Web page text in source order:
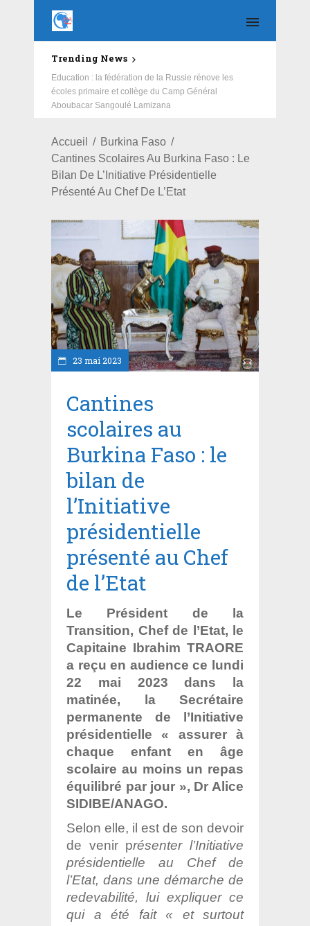
Trending News
Education : la fédération de la Russie rénove les
écoles primaire et collège du Camp Général
Aboubacar Sangoulé Lamizana
Accueil
Burkina Faso
Cantines Scolaires Au Burkina Faso : Le
Bilan De L’Initiative Présidentielle
Présenté Au Chef De L’Etat
23 mai 2023
Cantines
scolaires au
Burkina Faso : le
bilan de
l’Initiative
présidentielle
présenté au Chef
de l’Etat
Le Président de la
Transition, Chef de l’Etat, le
Capitaine Ibrahim TRAORE
a reçu en audience ce lundi
22 mai 2023 dans la
matinée, la Secrétaire
permanente de l’Initiative
présidentielle « assurer à
chaque enfant en âge
scolaire au moins un repas
équilibré par jour », Dr Alice
SIDIBE/ANAGO.
Selon elle, il est de son devoir
de venir présenter l’Initiative
présidentielle au Chef de
l’Etat, dans une démarche de
redevabilité, lui expliquer ce
qui a été fait « et surtout